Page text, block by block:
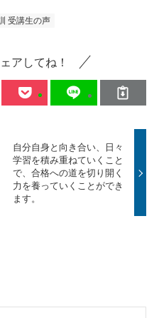
受講生の声
アしてね！
自分自身と向き合い、日々
学習を積み重ねていくこと
で、合格への道を切り開く
力を養っていくことができ
ます。